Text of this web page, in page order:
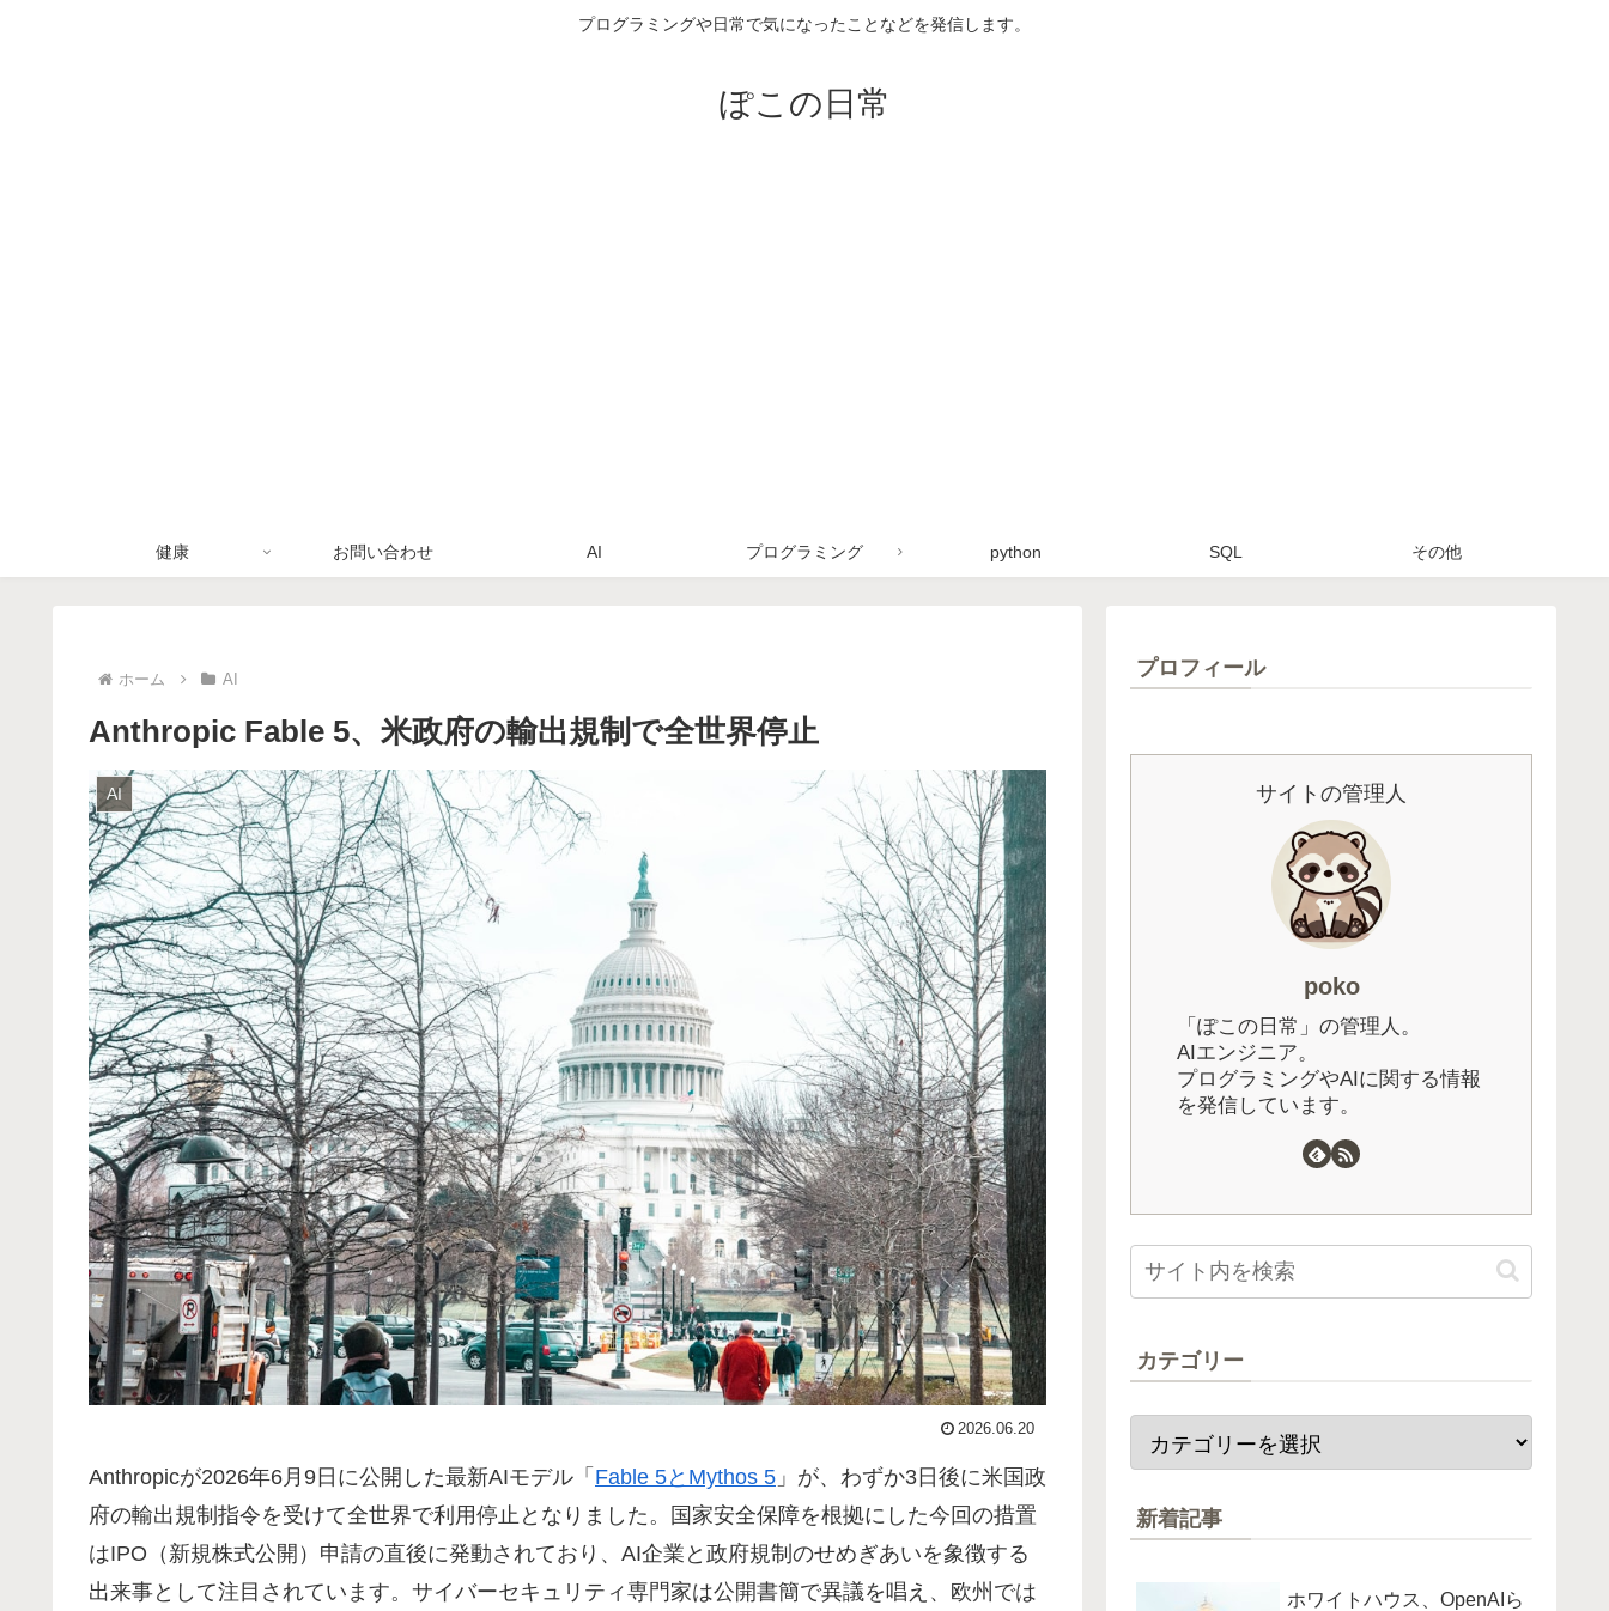
プログラミングや日常で気になったことなどを発信します。
ぽこの日常
健康 お問い合わせ AI プログラミング python SQL その他
ホーム AI
Anthropic Fable 5、米政府の輸出規制で全世界停止
AI
2026.06.20
Anthropicが2026年6月9日に公開した最新AIモデル「 Fable 5とMythos 5 」が、わずか3日後に米国政
府の輸出規制指令を受けて全世界で利用停止となりました。国家安全保障を根拠にした今回の措置
はIPO（新規株式公開）申請の直後に発動されており、AI企業と政府規制のせめぎあいを象徴する
出来事として注目されています。サイバーセキュリティ専門家は公開書簡で異議を唱え、欧州では
プロフィール
サイトの管理人
poko
「ぽこの日常」の管理人。
AIエンジニア。
プログラミングやAIに関する情報
を発信しています。
カテゴリー
新着記事
ホワイトハウス、OpenAIら